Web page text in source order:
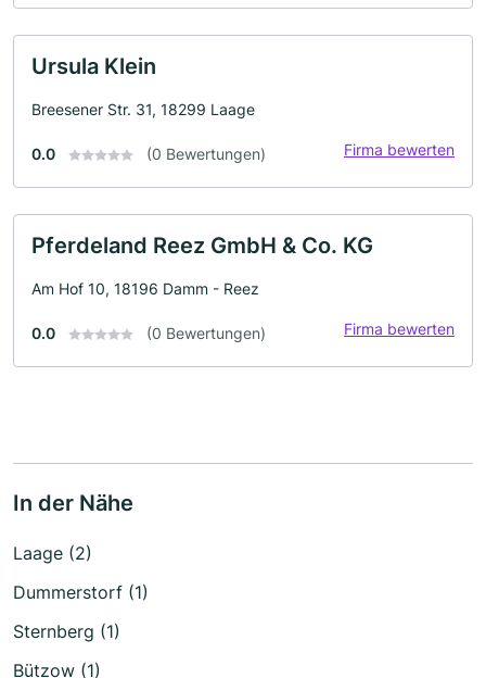
Ursula Klein
Breesener Str. 31, 18299 Laage
0.0 (0 Bewertungen) Firma bewerten
Pferdeland Reez GmbH & Co. KG
Am Hof 10, 18196 Damm - Reez
0.0 (0 Bewertungen) Firma bewerten
In der Nähe
Laage (2)
Dummerstorf (1)
Sternberg (1)
Bützow (1)